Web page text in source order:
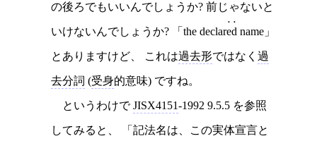
の後ろでもいいんでしょうか? 前じゃないと
いけないんでしょうか? 「the declared name」
とありますけど、 これは過去形ではなく 過
去分詞 (受身的意味) ですね。
というわけでJISX4151‐1992 9.5.5 を参照
してみると、 「記法名は、この実体宣言と